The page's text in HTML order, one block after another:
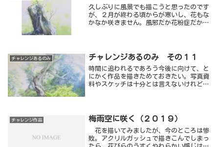
久しぶりに風景でも描こうと思ったのです
が、２月が終わる頃からが寒いし、花もな
かなか咲きません。風邪だか花粉症だかわ
ました。
チャレンジあるのみ チャレンジあるのみ その１１
時間に追われるであろう今後に向けて、と
にかく作品を描きためておきたい。写真資
料やスケッチは十分とは言えないけれど、
めました。
チャレンジ作品 梅雨空に咲く（２０１９）
花を描いてみましたが、今のところは惨
敗。アクリルガッシュで描きこんでしまっ